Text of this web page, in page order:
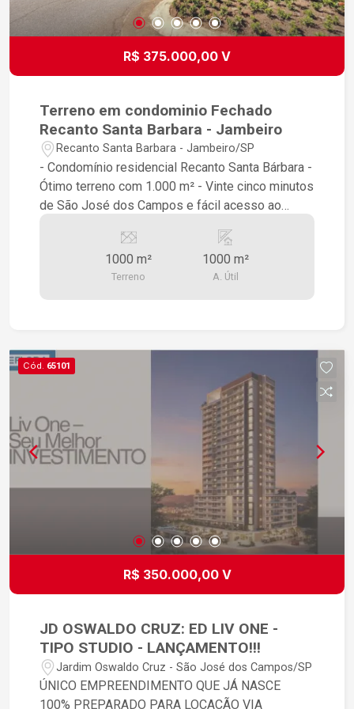
Negociação Preço Imbatível (Oportunidade de
Destaque no Mercado!) Estuda Permuta: Aceita
veículo de até R$ 200.000,00 como parte do
essa oportunidade única de investimento.
R$ 375.000,00 V
Terreno em condominio Fechado
Recanto Santa Barbara - Jambeiro
Recanto Santa Barbara - Jambeiro/SP
- Condomínio residencial Recanto Santa Bárbara -
Ótimo terreno com 1.000 m² - Vinte cinco minutos
de São José dos Campos e fácil acesso ao
Quadra de tênis; - Campo de futebol; - Quadra
poliesportiva; - Lago com cascata e lago para
pesca; - Salão de festas; - Salão de jogos; -
SJC.
1000 m²
Terreno
1000 m²
A. Útil
Cód. 65101
R$ 350.000,00 V
JD OSWALDO CRUZ: ED LIV ONE -
TIPO STUDIO - LANÇAMENTO!!!
Jardim Oswaldo Cruz - São José dos Campos/SP
ÚNICO EMPREENDIMENTO QUE JÁ NASCE
100% PREPARADO PARA LOCAÇÃO VIA